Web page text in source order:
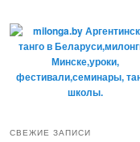
СВЕЖИЕ ЗАПИСИ